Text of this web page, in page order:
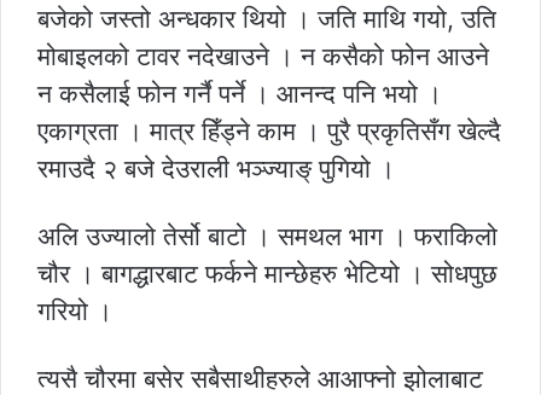
बजेको जस्तो अन्धकार थियो । जति माथि गयो, उति
मोबाइलको टावर नदेखाउने । न कसैको फोन आउने
न कसैलाई फोन गर्नै पर्ने । आनन्द पनि भयो ।
एकाग्रता । मात्र हिँड्ने काम । पुरै प्रकृतिसँग खेल्दै
रमाउदै २ बजे देउराली भञ्ज्याङ् पुगियो ।
अलि उज्यालो तेर्सो बाटो । समथल भाग । फराकिलो
चौर । बागद्धारबाट फर्कने मान्छेहरु भेटियो । सोधपुछ
गरियो ।
त्यसै चौरमा बसेर सबैसाथीहरुले आआफ्नो झोलाबाट